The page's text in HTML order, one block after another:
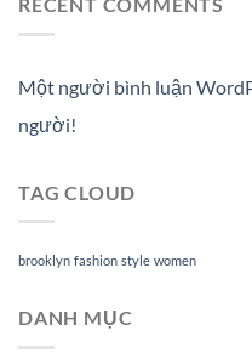
Một người bình luận
người!
TAG CLOUD
brooklyn fashion style women
DANH MỤC